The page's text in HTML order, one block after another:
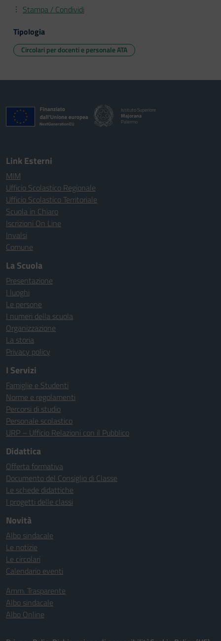
Stampa / Condividi
Tipologia
Circolari per docenti e personale ATA
Istituto Superiore
Majorana
Palermo
Link Esterni
MIM
Ufficio Scolastico Regionale
Ufficio Scolastico Territoriale
Scuola in Chiaro
Iscrizioni On Line
Invalsi
Comune
La Scuola
Presentazione
I luoghi
Le persone
I numeri della scuola
Organizzazione
La storia
Privacy policy
I Servizi
Famiglie e Studenti
Norme e regolamenti
Percorsi di studio
Personale scolastico
URP – Ufficio Relazioni con il Pubblico
Didattica
Offerta formativa
Documento del Consiglio di Classe
Le schede didattiche
I progetti delle classi
Novità
Albo sindacale
Le notizie
Le circolari
Calendario eventi
Amm. Trasparente
Albo sindacale
Albo Online